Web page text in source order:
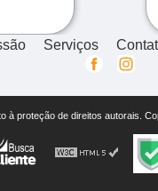
Serviços
à proteção de direitos autorais.